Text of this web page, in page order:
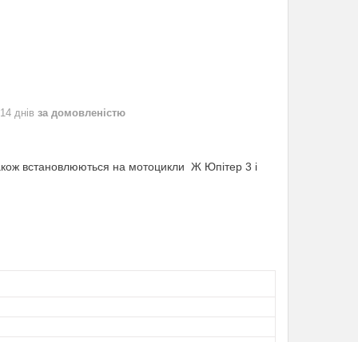
днів за домовленістю
встановлюються на мотоцикли Ж Юпітер 3 і